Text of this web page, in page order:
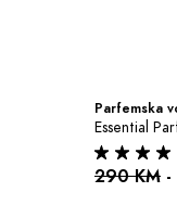
Parfemska
Essential
290 KM -